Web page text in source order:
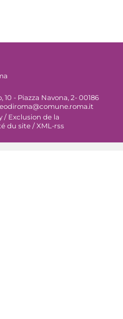
- Piazza Navona, 2- 00186
/ Exclusion de la
du site / XML-rss